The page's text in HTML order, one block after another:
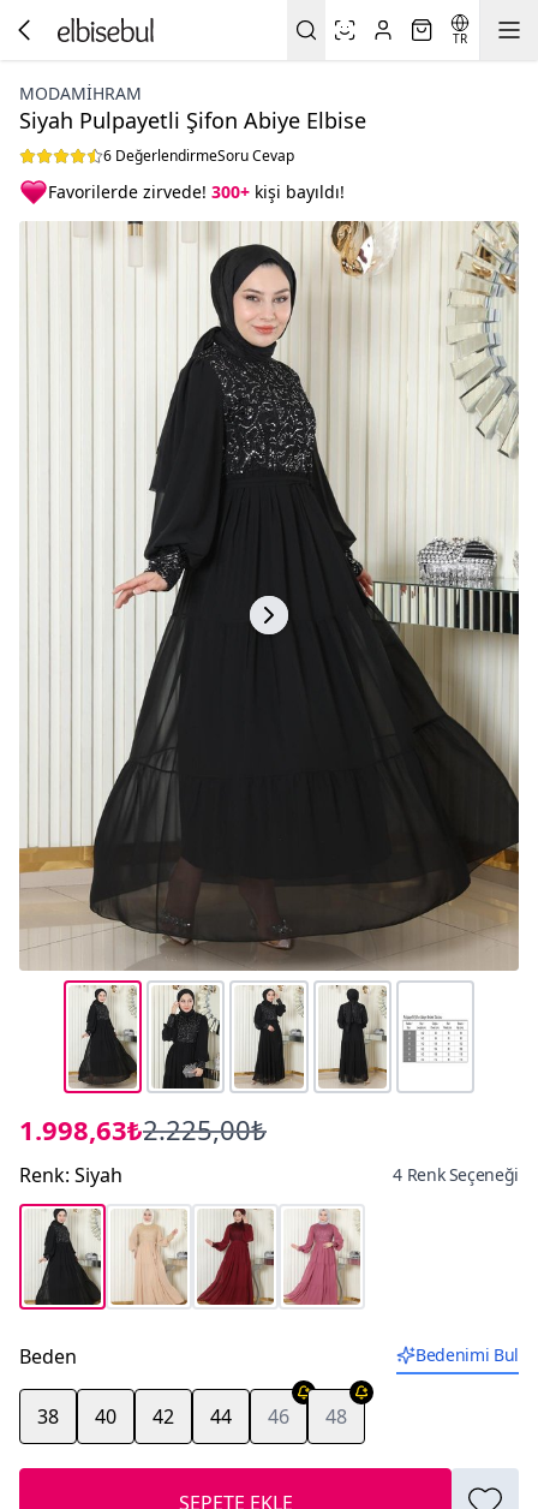
TR
MODAMIHRAM
Siyah Pulpayetli Şifon Abiye Elbise
6 DeğerlendirmeSoru Cevap
Favorilerde zirvede! 300+ kişi bayıldı!
1.998,63₺2.225,00₺
Renk: Siyah 4 Renk Seçeneği
Beden Bedenimi Bul
38 40 42 44 46 48
SEPETE EKLE